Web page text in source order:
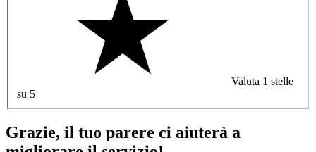
Valuta 1 stelle
su 5
Grazie, il tuo parere ci aiuterà a